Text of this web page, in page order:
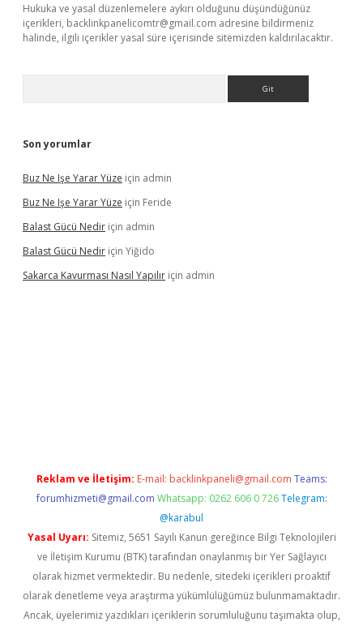
Hukuka ve yasal düzenlemelere aykırı olduğunu düşündüğünüz
içerikleri, backlinkpanelicomtr@gmail.com adresine bildirmeniz
halinde, ilgili içerikler yasal süre içerisinde sitemizden kaldırılacaktır.
Son yorumlar
Buz Ne Işe Yarar Yüze için admin
Buz Ne Işe Yarar Yüze için Feride
Balast Gücü Nedir için admin
Balast Gücü Nedir için Yiğido
Sakarca Kavurması Nasıl Yapılır için admin
Reklam ve İletişim: E-mail: backlinkpaneli@gmail.com Teams:
forumhizmeti@gmail.com Whatsapp: 0262 606 0 726 Telegram:
@karabul
Yasal Uyarı: Sitemiz, 5651 Sayılı Kanun gereğince Bilgi Teknolojileri
ve İletişim Kurumu (BTK) tarafından onaylanmış bir Yer Sağlayıcı
olarak hizmet vermektedir. Bu nedenle, sitedeki içerikleri proaktif
olarak denetleme veya araştırma yükümlülüğümüz bulunmamaktadır.
Ancak, üyelerimiz yazdıkları içeriklerin sorumluluğunu taşımakta olup,